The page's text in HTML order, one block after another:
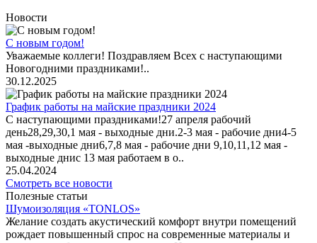
Новости
С новым годом!
Уважаемые коллеги! Поздравляем Всех с наступающими
Новогодними праздниками!..
30.12.2025
График работы на майские праздники 2024
С наступающими праздниками!27 апреля рабочий
день28,29,30,1 мая - выходные дни.2-3 мая - рабочие дни4-5
мая -выходные дни6,7,8 мая - рабочие дни 9,10,11,12 мая -
выходные днис 13 мая работаем в о..
25.04.2024
Смотреть все новости
Полезные статьи
Шумоизоляция «TONLOS»
Желание создать акустический комфорт внутри помещений
рождает повышенный спрос на современные материалы и